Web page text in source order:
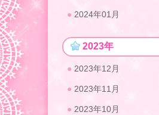
2024年01月
2023年
2023年12月
2023年11月
2023年10月